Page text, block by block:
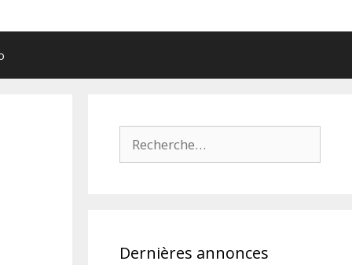
Dernières annonces